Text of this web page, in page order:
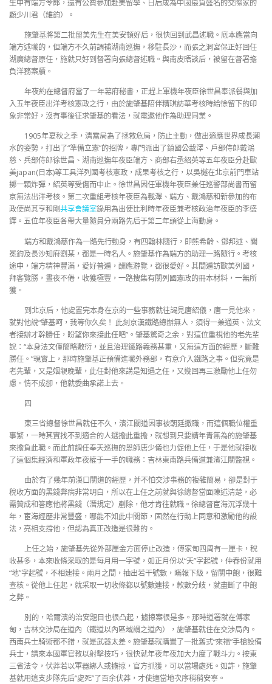
生中有端方令郎，還有公費參加赴美留學、日后成為中國最負盛名的交際家的
顧少川君（維鈞）。
施肇基將第二批留美先生在美安頓好后，很快回到武昌述職。底本應當向
端方述職的，但端方不久前調補湖南巡撫，移駐長沙，而張之洞宮保正好回任
湖廣總督原任，施就只好到督署向張總督述職。與南皮晤談后，被留在督署擔
負洋務案牘。
年夜約在總督府當了一年幕府秘書，正趕上軍機年夜臣徐世昌奉派餐與加
入五年夜臣出洋考核憲政之行，由於施肇基陪伴精琪訪華考核時給徐留下的印
象非常好，沒有事後征求肇基的看法，就電邀他作為助理同業。
1905年夏秋之季，清當局為了拯救危局，防止主動，做出適應世界成長潮
水的姿勢，打出了“準備立憲”的招牌，專門派出了鎮國公載澤、戶部侍郎戴鴻
慈、兵部侍郎徐世昌、湖南巡撫年夜臣端方、商部右丞紹英等五年夜臣分赴歐
美japan(日本)等工具洋列國考核憲政，成果考核之行，以吳樾在北京前門車站
擲一顆炸彈，紹英等受傷而中止。徐世昌因任軍機年夜臣兼任巡警部尚書而留
京無法出洋考核。第二次重組考核年夜臣為載澤、端方、戴鴻慈和新參加的布
政使尚其亨和剛共享會議室錄用為出使比利時年夜臣兼考核政治年夜臣的李盛
鐸。五位年夜臣各帶大量隨員分兩路先后于第二年頭從上海動身。
端方和戴鴻慈作為一路先行動身，有四翰林隨行，即熊希齡、鄧邦述、關
冕鈞及長沙知府劉某，都是一時名人。施肇基作為端方的助理一路隨行。考核
途中，端方精神豐滿，愛好普遍，酬應游覽，都很愛好。其間遍訪歐美列國，
拜客覽勝，晝夜不倦，收獲極豐，一路搜集有關列國憲政的冊本材料，一無所
獲。
到北京后，他處置完本身在京的一些事務就往謁見唐紹儀，唐一見他來，
就對他說“肇基呵，我等你久矣！ 此刻京漢鐵路總辦無人，須得一兼通英、法文
者接辦才幹勝任，盼望你來接此任吧”。肇基驚奇之余，對這位重視他的老先輩
說：“本身法文僅簡略敷衍，並且治理鐵路義務甚重，又無這方面的經歷，斷難
勝任。”現實上，那時施肇基正預備進職外務部，有意介入鐵路之事。但究竟是
老先輩，又是姻親晚輩，此任對他來講是知遇之任，又幾回再三激勵他上任勿
慮。情不成卻，他就委曲承諾上去。
四
東三省總督徐世昌就任不久，濱江關道因事被朝廷撤職，而這個職位權重
事繁，一時其實找不到適合的人選擔此重擔，就想到只要請年青無為的施肇基
來擔負此職。而此前調任奉天巡撫的恩師唐少儀也力促他上任，于是他就接收
了這個集經濟和軍政年夜權于一手的職務：吉林東南路兵備道兼濱江關監視。
由於有了幾年前漢口關道的經歷，并不怕交涉事務的複雜簡易，卻是對于
稅收方面的黑錢弊病非常明白，所以在上任之前就與徐總督當面陳述清楚，必
需贊成和答應他將黑錢（潛規定）剷除，他才肯往就職。徐總督宦海沉浮幾十
年，宦海經歷非常豐盛，哪能不知此中關節，固然在行動上同意和激勵他的設
法，亮相支撐他，但認為真正改造是很難的。
上任之始，施肇基先從外部厘金方面停止改造，傅家甸四周有一厘卡，稅
收甚多，本來收條采取的是每月用一字號，如正月份以“天”字起號，仲春份就用
“地”字起號，不相連接。兩月之間，抽出若干號數，瞞報下級，留關中飽，很難
查核。從他上任起，就采取一切收條都以號數連接，款數分歧，就盡斷了中飽
之弊。
別的，哈爾濱的治安題目也很凸起，擄掠案很是多。那時道署就在傅家
甸，吉林交涉局在道內（鐵道以內區域謂之道內），施肇基就住在交涉局內。
西南兵士騎術都不錯，就是武器太差。施肇基就購置了一批舊式“來福”手槍設備
兵士，請來本國軍官教以射擊技巧，很快就年夜年夜加大力度了戰斗力。按東
三省法令，伏莽若以軍器綁人或擄掠，官方抓獲，可以當場處死。如許，施肇
基就用這支步隊先后“處死”了百余伏莽，才使適當地次序稍稍安寧。